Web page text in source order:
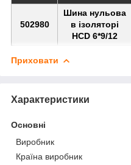
502980
Шина нульова
в ізоляторі
HCD 6*9/12
Приховати
Характеристики
Основні
Виробник
Країна виробник